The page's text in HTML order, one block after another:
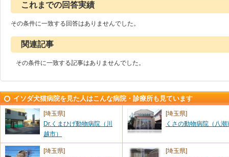
これまでの回答実績
その条件に一致する回答はありませんでした。
関連記事
その条件に一致する記事はありませんでした。
イソダ犬猫病院を見た人はこんな病院・診療所も見ています
[埼玉県]
Dr.くまひげ動物病院（川
越市）
[埼玉県]
くさの動物病院（八潮
[埼玉県]
[埼玉県]